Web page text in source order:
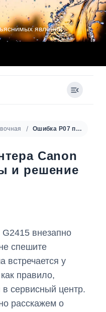
явлений
Ошибка P07 принтера Canon g2415 — причины и решение проблемы
Canon
и решение
внезапно
спешите
встречается у
правило,
сервисный центр.
расскажем о